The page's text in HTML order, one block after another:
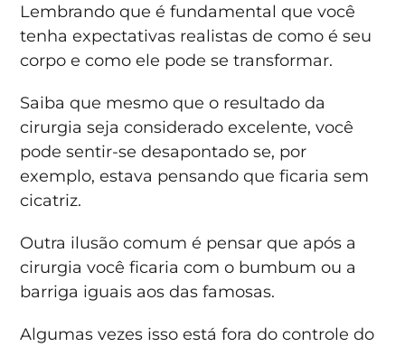
Lembrando que é fundamental que você
tenha expectativas realistas de como é seu
corpo e como ele pode se transformar.
Saiba que mesmo que o resultado da
cirurgia seja considerado excelente, você
pode sentir-se desapontado se, por
exemplo, estava pensando que ficaria sem
cicatriz.
Outra ilusão comum é pensar que após a
cirurgia você ficaria com o bumbum ou a
barriga iguais aos das famosas.
Algumas vezes isso está fora do controle do